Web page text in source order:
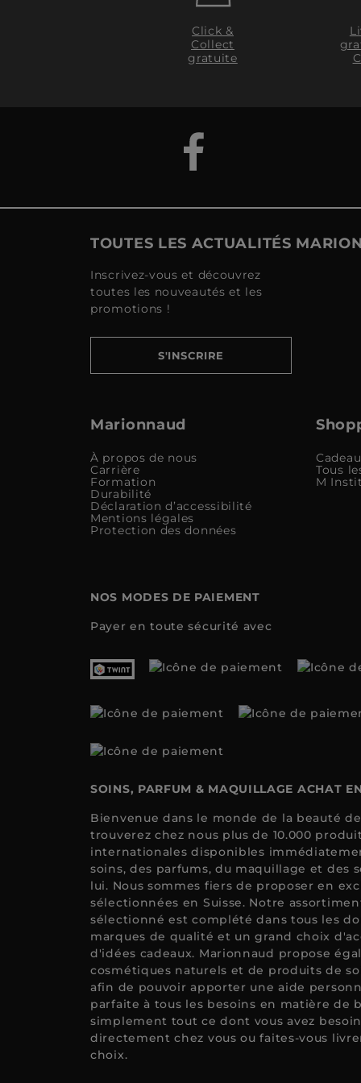
Click &
Collect
gratuite
TOUTES LES ACTUALITÉS
Inscrivez-vous et découvrez
toutes les nouveautés et les
promotions !
S'INSCRIRE
Marionnaud
À propos de nous
Carrière
Formation
Durabilité
Déclaration d’accessibilité
Mentions légales
Protection des données
Tous
M
NOS MODES DE PAIEMENT
Payer en toute sécurité avec
SOINS, PARFUM & MAQUILLAGE ACHAT
Bienvenue dans le monde de la beauté
trouverez chez nous plus de 10.000
internationales disponibles
soins, des parfums, du maquillage et des
lui. Nous sommes fiers de proposer en
sélectionnées en Suisse. Notre
sélectionné est complété dans tous les
marques de qualité et un grand choix
d'idées cadeaux. Marionnaud propose
cosmétiques naturels et de produits de
afin de pouvoir apporter une aide
parfaite à tous les besoins en matière de
simplement tout ce dont vous avez
directement chez vous ou faites-vous
choix.